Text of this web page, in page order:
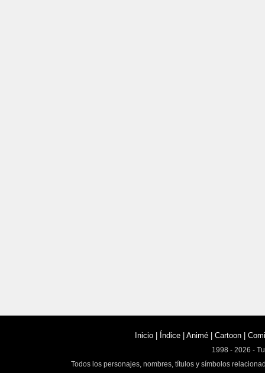
Inicio Índice Animé Cartoon
1998 - 2026 -
Todos los personajes, nombres, títulos y símbolos